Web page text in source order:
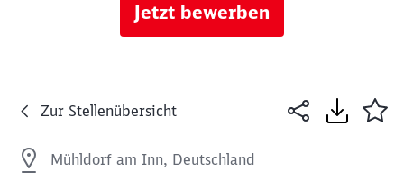
Jetzt bewerben
Zur Stellenübersicht
Mühldorf am Inn, Deutschland